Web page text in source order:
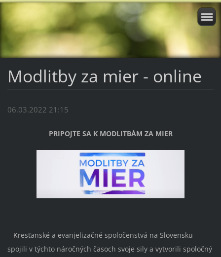
Modlitby za mier - online
06.03.2022 21:15
PRIPOJTE SA K MODLITBÁM ZA MIER
Kresťanské a evanjelizačné spoločenstvá na Slovensku
spojili v týchto náročných časoch svoje sily a vytvorili spoločný